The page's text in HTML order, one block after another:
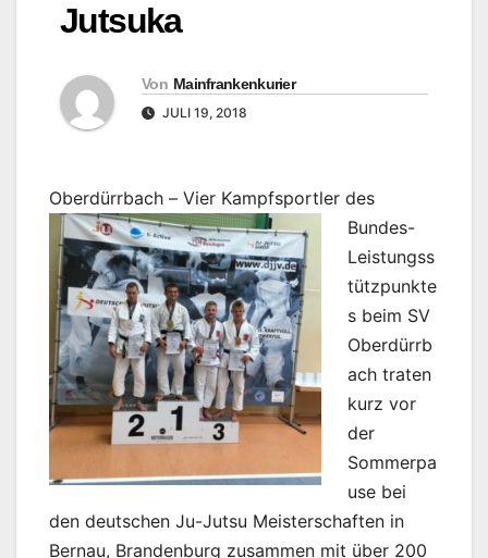
Jutsuka
Von Mainfrankenkurier
JULI 19, 2018
Oberdürrbach – Vier Kampfsportler des
Bundes-
Leistungss
tützpunkte
s beim SV
Oberdürrb
ach traten
kurz vor
der
Sommerpa
use bei
den deutschen Ju-Jutsu Meisterschaften in
Bernau, Brandenburg zusammen mit über 200